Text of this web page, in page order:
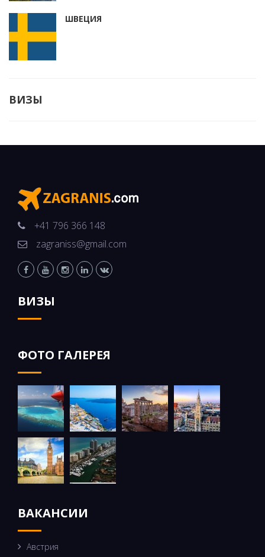
ШВЕЦИЯ
ВИЗЫ
+41 796 366 148
zagraniss@gmail.com
ВИЗЫ
ФОТО ГАЛЕРЕЯ
ВАКАНСИИ
Австрия